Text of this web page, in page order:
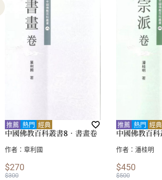
推薦 熱門 經典
中國佛教百科叢書8．書畫卷
作者： 章利國
$270
$300
推薦 熱門 經典
中國佛教百
作者： 潘桂明
$450
$500